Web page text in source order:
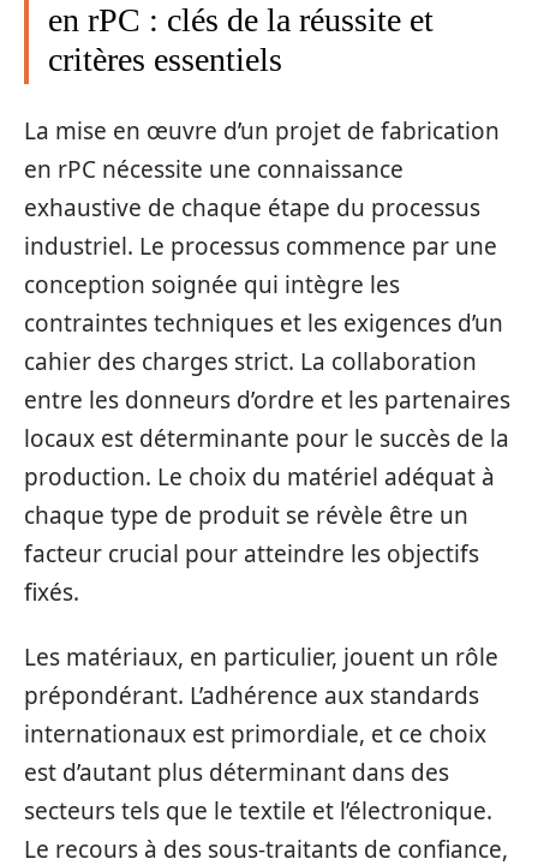
en rPC : clés de la réussite et
critères essentiels
La mise en œuvre d’un projet de fabrication
en rPC nécessite une connaissance
exhaustive de chaque étape du processus
industriel. Le processus commence par une
conception soignée qui intègre les
contraintes techniques et les exigences d’un
cahier des charges strict. La collaboration
entre les donneurs d’ordre et les partenaires
locaux est déterminante pour le succès de la
production. Le choix du matériel adéquat à
chaque type de produit se révèle être un
facteur crucial pour atteindre les objectifs
fixés.
Les matériaux, en particulier, jouent un rôle
prépondérant. L’adhérence aux standards
internationaux est primordiale, et ce choix
est d’autant plus déterminant dans des
secteurs tels que le textile et l’électronique.
Le recours à des sous-traitants de confiance,